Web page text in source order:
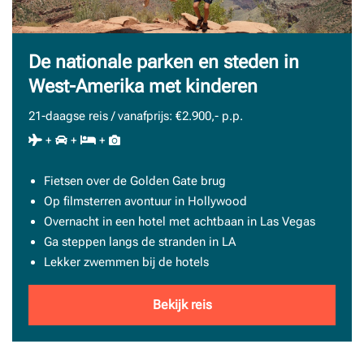
De nationale parken en steden in
West-Amerika met kinderen
21-daagse reis / vanafprijs: €2.900,- p.p.
+
+ +
Fietsen over de Golden Gate brug
Op filmsterren avontuur in Hollywood
Overnacht in een hotel met achtbaan in Las Vegas
Ga steppen langs de stranden in LA
Lekker zwemmen bij de hotels
Bekijk reis